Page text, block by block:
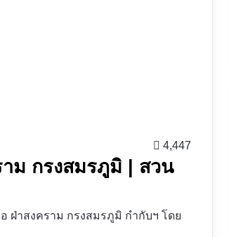
4,447
ม กรงสมรภูมิ | สวน
ฝ่าสงคราม กรงสมรภูมิ กำกับฯ โดย